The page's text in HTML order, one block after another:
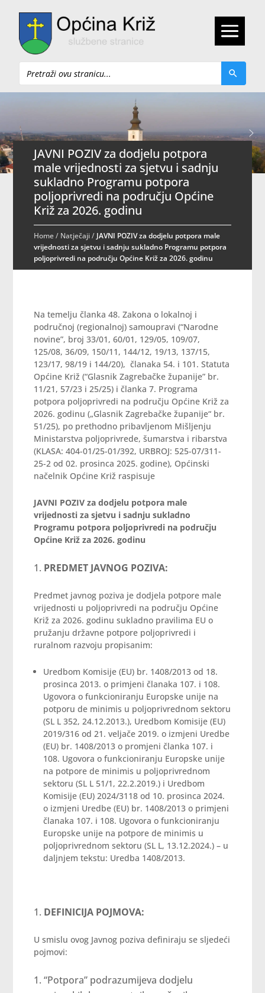
Pretraži
JAVNI POZIV za dodjelu potpora
male vrijednosti za sjetvu i sadnju
sukladno Programu potpora
poljoprivredi na području Općine
Križ za 2026. godinu
Home/ Natječaji/ JAVNI POZIV za dodjelu potpora male
vrijednosti za sjetvu i sadnju sukladno Programu potpora
poljoprivredi na području Općine Križ za 2026. godinu
Na temelju članka 48. Zakona o lokalnoj i
područnoj (regionalnoj) samoupravi (“Narodne
novine”, broj 33/01, 60/01, 129/05, 109/07,
125/08, 36/09, 150/11, 144/12, 19/13, 137/15,
123/17, 98/19 i 144/20), članaka 54. i 101. Statuta
Općine Križ (“Glasnik Zagrebačke županije” br.
11/21, 57/23 i 25/25) i članka 7. Programa
potpora poljoprivredi na području Općine Križ za
2026. godinu („Glasnik Zagrebačke županije“ br.
51/25), po prethodno pribavljenom Mišljenju
Ministarstva poljoprivrede, šumarstva i ribarstva
(KLASA: 404-01/25-01/392, URBROJ: 525-07/311-
25-2 od 02. prosinca 2025. godine), Općinski
načelnik Općine Križ raspisuje
JAVNI POZIV za dodjelu potpora male
vrijednosti za sjetvu i sadnjusukladno
Programu potpora poljoprivredi na području
Općine Križ za 2026. godinu
PREDMET JAVNOG POZIVA:
Predmet javnog poziva je dodjela potpore male
vrijednosti u poljoprivredi na području Općine
Križ za 2026. godinu sukladno pravilima EU o
pružanju državne potpore poljoprivredi i
ruralnom razvoju propisanim:
Uredbom Komisije (EU) br. 1408/2013 od 18.
prosinca 2013. o primjeni članaka 107. i 108.
Ugovora o funkcioniranju Europske unije na
potporu de minimis u poljoprivrednom sektoru
(SL L 352, 24.12.2013.), Uredbom Komisije (EU)
2019/316 od 21. veljače 2019. o izmjeni Uredbe
(EU) br. 1408/2013 o promjeni članka 107. i
108. Ugovora o funkcioniranju Europske unije
na potpore de minimis u poljoprivrednom
sektoru (SL L 51/1, 22.2.2019.) i Uredbom
Komisije (EU) 2024/3118 od 10. prosinca 2024.
o izmjeni Uredbe (EU) br. 1408/2013 o primjeni
članaka 107. i 108. Ugovora o funkcioniranju
Europske unije na potpore de minimis u
poljoprivrednom sektoru (SL L, 13.12.2024.) – u
daljnjem tekstu: Uredba 1408/2013.
DEFINICIJA POJMOVA:
U smislu ovog Javnog poziva definiraju se sljedeći
pojmovi:
“Potpora” podrazumijeva dodjelu